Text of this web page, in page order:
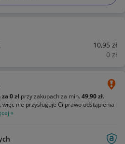
10,95 zł
0 zł
0 zł przy zakupach za min. 49,90 zł.
nie przysługuje Ci prawo odstąpienia
»